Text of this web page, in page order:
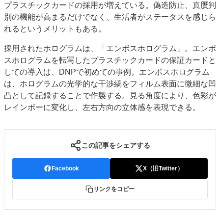
プラスチックカードの採用が増えている。偽造防止、真贋判
別の機能が高まるだけでなく、生活者がステータスを感じら
れるというメリットもある。
採用されたホログラムは、「エンボスホログラム」。エンボ
スホログラムを転写したプラスチックカードの保証カードと
しての導入は、DNPで初めての事例。エンボスホログラム
は、ホログラムの光学的な干渉縞をフィルム表面に微細な凹
凸として記録することで作製する。見る角度により、色彩が
レインボーに変化し、左右方向の立体感を表現できる。
この記事をシェアする
Facebook X（旧Twitter）
リンクをコピー